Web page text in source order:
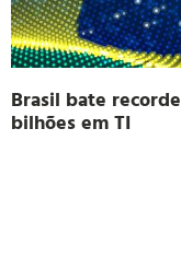
Brasil bate
bilhões em TI